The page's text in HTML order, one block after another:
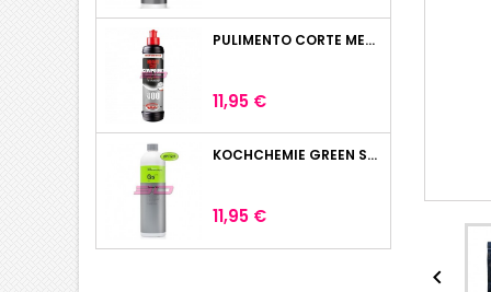
PULIMENTO CORTE MENZERNA HEAVY CUT 400 250ML
Precio
11,95 €
KOCHCHEMIE GREEN STAR LIMPIADOR UNIVERSAL 1L
Precio
11,95 €
